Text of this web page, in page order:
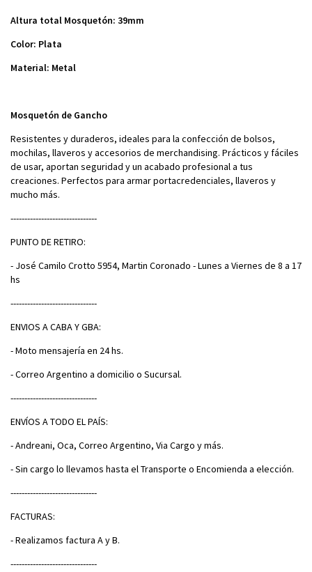
Altura total Mosquetón: 39mm
Color: Plata
Material: Metal
Mosquetón de Gancho
Resistentes y duraderos, ideales para la confección de bolsos,
mochilas, llaveros y accesorios de merchandising. Prácticos y fáciles
de usar, aportan seguridad y un acabado profesional a tus
creaciones. Perfectos para armar portacredenciales, llaveros y
mucho más.
-------------------------------
PUNTO DE RETIRO:
- José Camilo Crotto 5954, Martin Coronado - Lunes a Viernes de 8 a 17
hs
-------------------------------
ENVIOS A CABA Y GBA:
- Moto mensajería en 24 hs.
- Correo Argentino a domicilio o Sucursal.
-------------------------------
ENVÍOS A TODO EL PAÍS:
- Andreani, Oca, Correo Argentino, Via Cargo y más.
- Sin cargo lo llevamos hasta el Transporte o Encomienda a elección.
-------------------------------
FACTURAS:
- Realizamos factura A y B.
-------------------------------